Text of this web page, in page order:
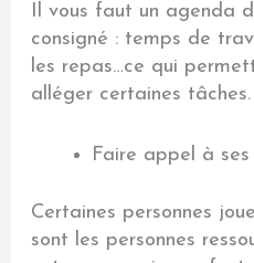
Il vous faut un agenda
consigné : temps de
les repas…ce qui
alléger certaines tâches.
Faire appel à ses
Certaines personnes
sont les personnes